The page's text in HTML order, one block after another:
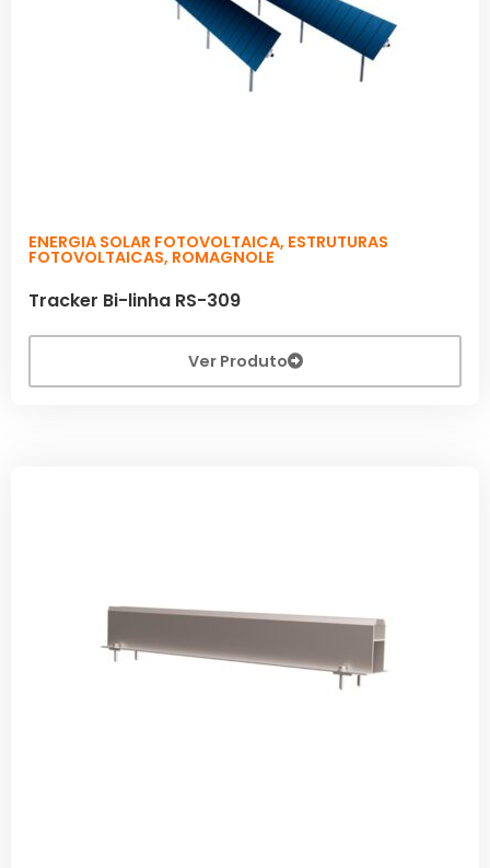
ENERGIA SOLAR FOTOVOLTAICA, ESTRUTURAS
FOTOVOLTAICAS, ROMAGNOLE
Tracker Bi-linha RS-309
Ver Produto